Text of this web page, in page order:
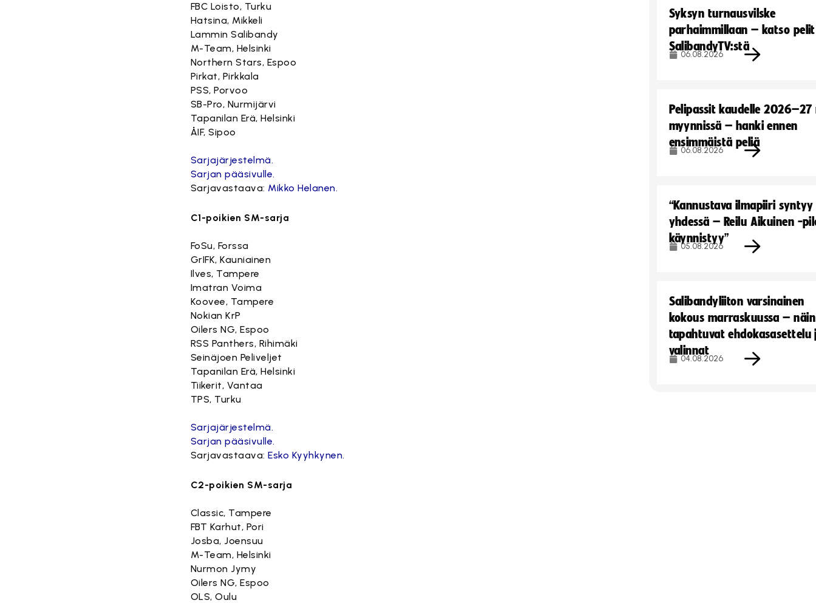
FBC Loisto, Turku
Hatsina, Mikkeli
Lammin Salibandy
M-Team, Helsinki
Northern Stars, Espoo
Pirkat, Pirkkala
PSS, Porvoo
SB-Pro, Nurmijärvi
Tapanilan Erä, Helsinki
ÅIF, Sipoo
Sarjajärjestelmä.
Sarjan pääsivulle.
Sarjavastaava: Mikko Helanen.
C1-poikien SM-sarja
FoSu, Forssa
GrIFK, Kauniainen
Ilves, Tampere
Imatran Voima
Koovee, Tampere
Nokian KrP
Oilers NG, Espoo
RSS Panthers, Rihimäki
Seinäjoen Peliveljet
Tapanilan Erä, Helsinki
Tiikerit, Vantaa
TPS, Turku
Sarjajärjestelmä.
Sarjan pääsivulle.
Sarjavastaava:Esko Kyyhkynen.
C2-poikien SM-sarja
Classic, Tampere
FBT Karhut, Pori
Josba, Joensuu
M-Team, Helsinki
Nurmon Jymy
Oilers NG, Espoo
OLS, Oulu
Syksyn turnausvilske
parhaimmillaan – katso pelit
SalibandyTV:stä
06.08.2026
Pelipassit kaudelle
myynnissä – hanki ennen
ensimmäistä peliä
06.08.2026
“Kannustava ilmapiiri syntyy
yhdessä – Reilu Aikuinen -
käynnistyy”
05.08.2026
Salibandyliiton varsinainen
kokous marraskuussa – näin
tapahtuvat ehdokasasettelu
valinnat
04.08.2026